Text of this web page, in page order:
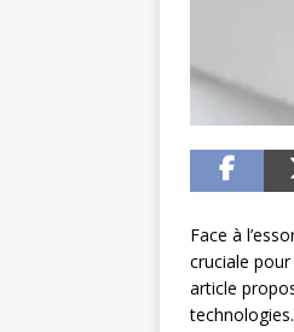
Face à
cruciale
article
technologies.